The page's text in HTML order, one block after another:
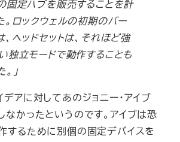
固定ハブを販売することを計
。ロックウェルの初期のバー
、ヘッドセットは、それほど強
独立モードで動作することも
」
デアに対してあのジョニー・アイブ
かったというのです。アイブは恐
するために別個の固定デバイスを